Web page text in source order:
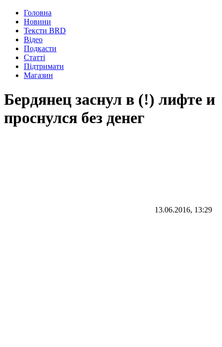
Головна
Новини
Тексти BRD
Відео
Подкасти
Статті
Підтримати
Магазин
Бердянец заснул в (!) лифте и
проснулся без денег
13.06.2016, 13:29